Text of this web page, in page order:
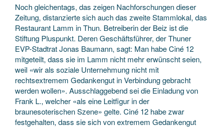
Noch gleichentags, das zeigen Nachforschungen dieser
Zeitung, distanzierte sich auch das zweite Stammlokal, das
Restaurant Lamm in Thun. Betreiberin der Beiz ist die
Stiftung Pluspunkt. Deren Geschäftsführer, der Thuner
EVP-Stadtrat Jonas Baumann, sagt: Man habe Ciné 12
mitgeteilt, dass sie im Lamm nicht mehr erwünscht seien,
weil «wir als soziale Unternehmung nicht mit
rechtsextremem Gedankengut in Verbindung gebracht
werden wollen». Ausschlaggebend sei die Einladung von
Frank L., welcher «als eine Leitfigur in der
braunesoterischen Szene» gelte. Ciné 12 habe zwar
festgehalten, dass sie sich von extremem Gedankengut